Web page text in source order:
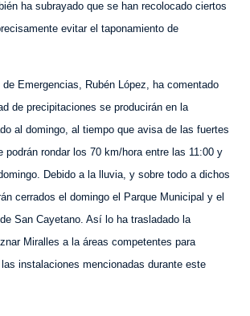
ha subrayado que se han recolocado ciertos
evitar el taponamiento de
Emergencias, Rubén López, ha comentado
de precipitaciones se producirán en la
al domingo, al tiempo que avisa de las fuertes
podrán rondar los 70 km/hora entre las 11:00 y
Debido a la lluvia, y sobre todo a dichos
cerrados el domingo el Parque Municipal y el
San Cayetano. Así lo ha trasladado la
Miralles a la áreas competentes para
instalaciones mencionadas durante este